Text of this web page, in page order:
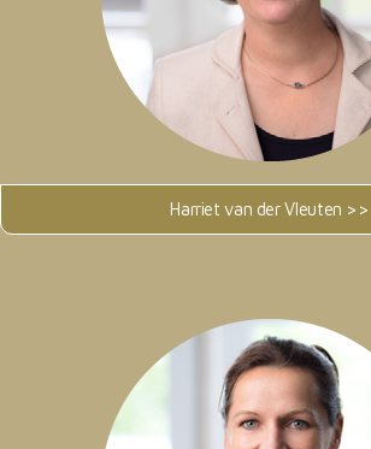
Harriet van der Vleuten >>